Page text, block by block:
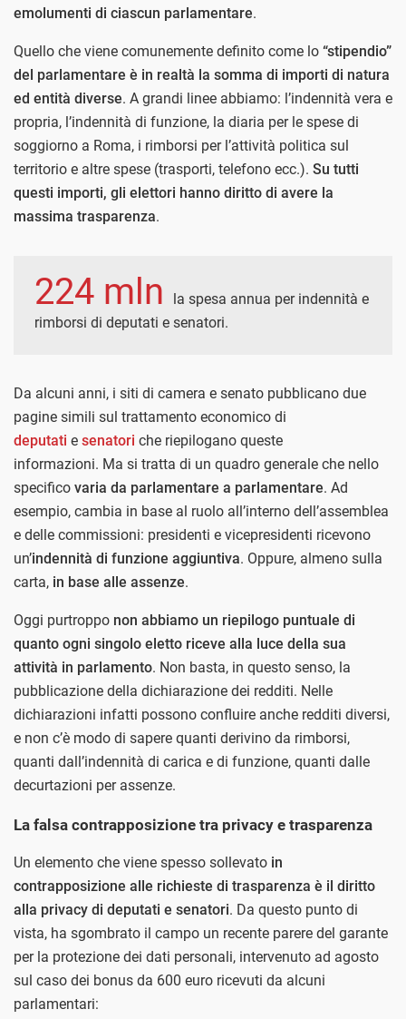
emolumenti di ciascun parlamentare.
Quello che viene comunemente definito come lo “stipendio”
del parlamentare è in realtà la somma di importi di natura
ed entità diverse. A grandi linee abbiamo: l’indennità vera e
propria, l’indennità di funzione, la diaria per le spese di
soggiorno a Roma, i rimborsi per l’attività politica sul
territorio e altre spese (trasporti, telefono ecc.). Su tutti
questi importi, gli elettori hanno diritto di avere la
massima trasparenza.
224 mln
la spesa annua per indennità e
rimborsi di deputati e senatori.
Da alcuni anni, i siti di camera e senato pubblicano due
pagine simili sul trattamento economico di
deputati e senatori che riepilogano queste
informazioni. Ma si tratta di un quadro generale che nello
specifico varia da parlamentare a parlamentare. Ad
esempio, cambia in base al ruolo all’interno dell’assemblea
e delle commissioni: presidenti e vicepresidenti ricevono
un’indennità di funzione aggiuntiva. Oppure, almeno sulla
carta, in base alle assenze.
Oggi purtroppo non abbiamo un riepilogo puntuale di
quanto ogni singolo eletto riceve alla luce della sua
attività in parlamento. Non basta, in questo senso, la
pubblicazione della dichiarazione dei redditi. Nelle
dichiarazioni infatti possono confluire anche redditi diversi,
e non c’è modo di sapere quanti derivino da rimborsi,
quanti dall’indennità di carica e di funzione, quanti dalle
decurtazioni per assenze.
La falsa contrapposizione tra privacy e trasparenza
Un elemento che viene spesso sollevato in
contrapposizione alle richieste di trasparenza è il diritto
alla privacy di deputati e senatori. Da questo punto di
vista, ha sgombrato il campo un recente parere del garante
per la protezione dei dati personali, intervenuto ad agosto
sul caso dei bonus da 600 euro ricevuti da alcuni
parlamentari: